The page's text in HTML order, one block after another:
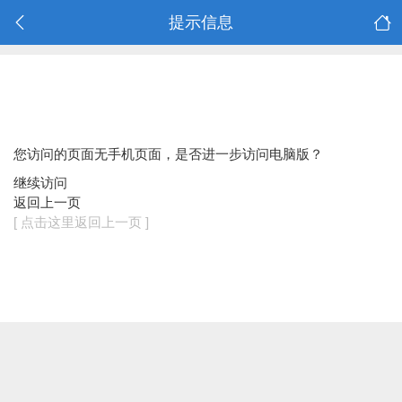
提示信息
您访问的页面无手机页面，是否进一步访问电脑版？
继续访问
返回上一页
[ 点击这里返回上一页 ]